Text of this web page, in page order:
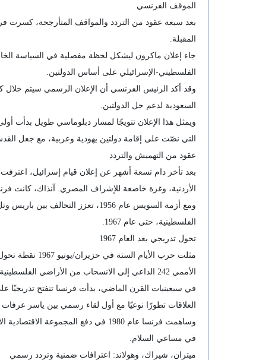
الموقف الفرنسي
بعد سبعة عقود من التردد والمواقف المتأرجحة، كسرت
المقبلة.
جاء إعلان ماكرون ليشكل لحظة مفصلية في السياسة
الفلسطيني-الإسرائيلي على أساس الدولتين.
وقد أكد الرئيس الفرنسي أن الإعلان الرسمي سيتم خلال
السعودية لدعم حل الدولتين.
التي نصّت على إقامة دولتين يهودية وعربية، مع جعل
عقود من التهميش والتردد
الأردنية، وغزة خاضعة للإشراف المصري. آنذاك، كانت
ومع أزمة السويس عام 1956،
الفلسطينية، حتى عام 1967.
تحول تدريجي بعد العام 1967
مثلت حرب
الأممي 242 الداعي إلى الانسحاب من الأراضي الفلسطينية، ما أسس لتحول فرنسي نحو دعم حل مبني على مبدأ الأرض مقابل السلام.
العلاقات تطورًا نوعيًا مع أول لقاء رسمي بين ياسر
وساهمت فرنسا عام 1980 في دفع
في مساعي السلام.
ميتران، شيراك، وهولاند: اعترافات ضمنية وتردد رسمي